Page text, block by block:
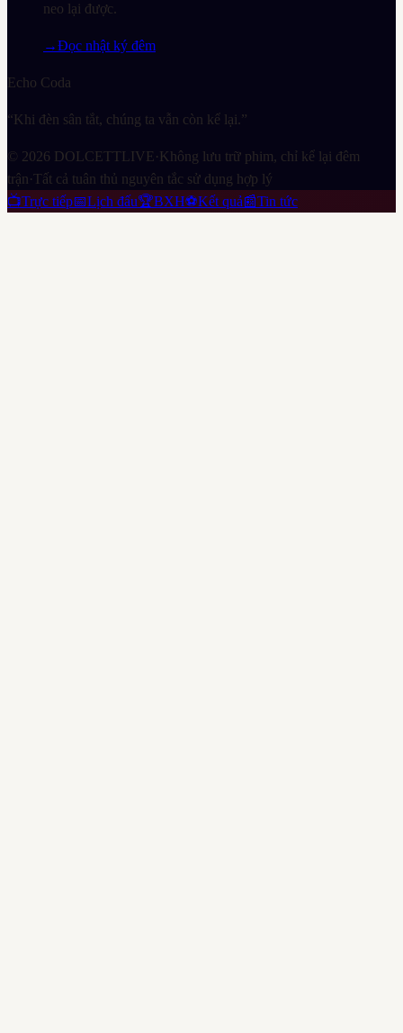
neo lại được.
→Đọc nhật ký đêm
Echo Coda
“Khi đèn sân tắt, chúng ta vẫn còn kể lại.”
© 2026 DOLCETTLIVE· Không lưu trữ phim, chỉ kể lại đêm
trận·Tất cả tuân thủ nguyên tắc sử dụng hợp lý
📺Trực tiếp📅Lịch đấu🏆BXH⚽Kết quả📰Tin tức